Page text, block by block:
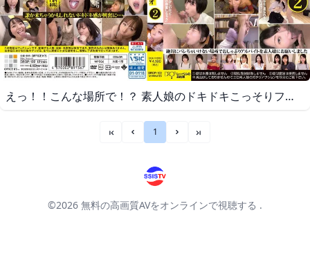
ダウンロード
特集
えっ！！こんな場所で！？ 素人娘のドキドキこっそりフェラチオ 2 FHD DROP-102 えっ！！こんな場所で！？ 素人娘のドキドキこっそりフェラチオ 2
«« « 1 » »»
©2026 無料の高画質AVをオンラインで視聴する .